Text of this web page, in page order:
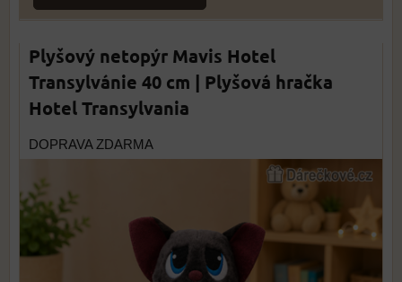
Plyšový netopýr Mavis Hotel
Transylvánie 40 cm | Plyšová hračka
Hotel Transylvania
DOPRAVA ZDARMA